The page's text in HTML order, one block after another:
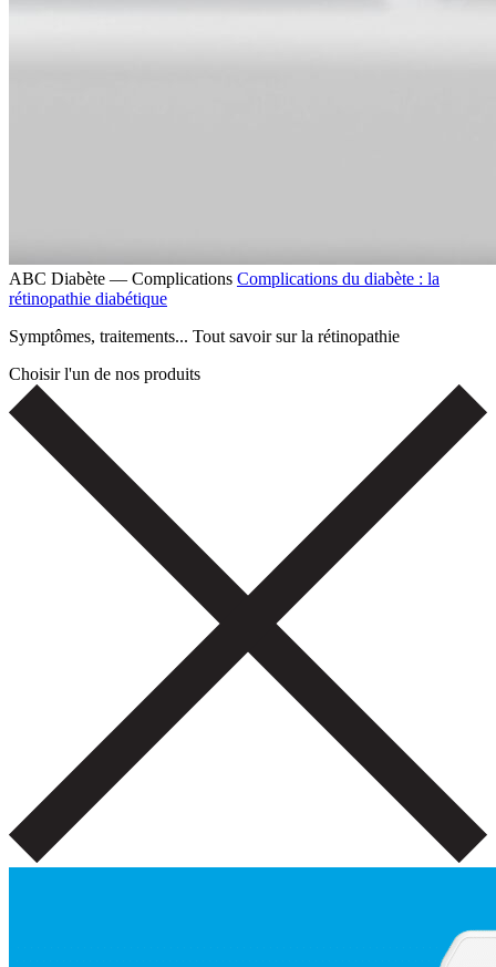
ABC Diabète — Complications Complications du diabète : la
rétinopathie diabétique
Symptômes, traitements... Tout savoir sur la rétinopathie
Choisir l'un de nos produits